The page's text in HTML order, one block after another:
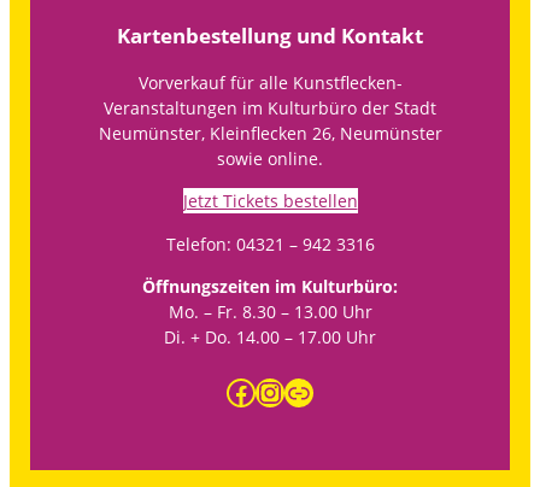
Kartenbestellung und Kontakt
Vorverkauf für alle Kunstflecken-
Veranstaltungen im Kulturbüro der Stadt
Neumünster, Kleinflecken 26, Neumünster
sowie online.
Jetzt Tickets bestellen
Telefon: 04321 – 942 3316
Öffnungszeiten im Kulturbüro:
Mo. – Fr. 8.30 – 13.00 Uhr
Di. + Do. 14.00 – 17.00 Uhr
Facebook
Instagram
https://www.neumuenster.de/kultur-freizeit/kultur/kultur-auf-einen-blick